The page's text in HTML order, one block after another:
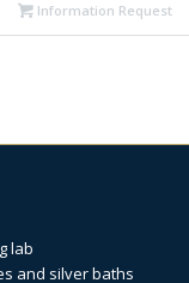
Information Request
lab
and silver baths